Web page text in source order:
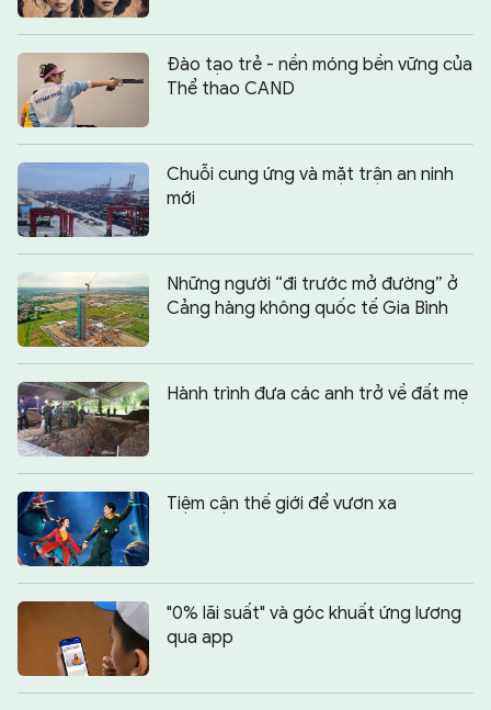
Đào tạo trẻ - nền móng bền vững của
Thể thao CAND
Chuỗi cung ứng và mặt trận an ninh
mới
Những người “đi trước mở đường” ở
Cảng hàng không quốc tế Gia Bình
Hành trình đưa các anh trở về đất mẹ
Tiệm cận thế giới để vươn xa
"0% lãi suất" và góc khuất ứng lương
qua app